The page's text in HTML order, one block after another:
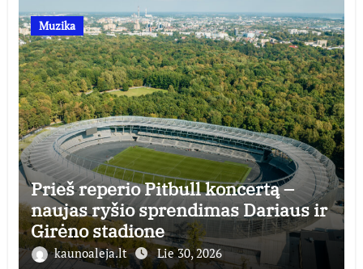
Muzika
Prieš reperio Pitbull koncertą –
naujas ryšio sprendimas Dariaus ir
Girėno stadione
kaunoaleja.lt Lie 30, 2026